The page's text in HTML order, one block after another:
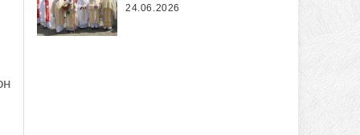
24.06.2026